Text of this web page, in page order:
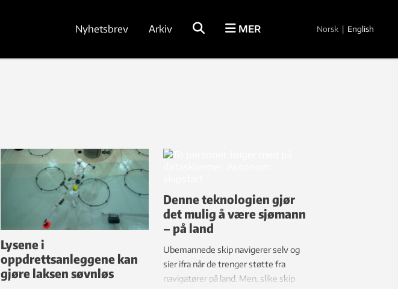
Nyhetsbrev Arkiv MER Norsk | English
Lysene i
oppdrettsanleggene kan
gjøre laksen søvnløs
Denne teknologien gjør
det mulig å være sjømann
– på land
Ubemannede skip navigerer selv og
sier ifra når de trenger støtte fra
navigatører på land. Men, slike skip